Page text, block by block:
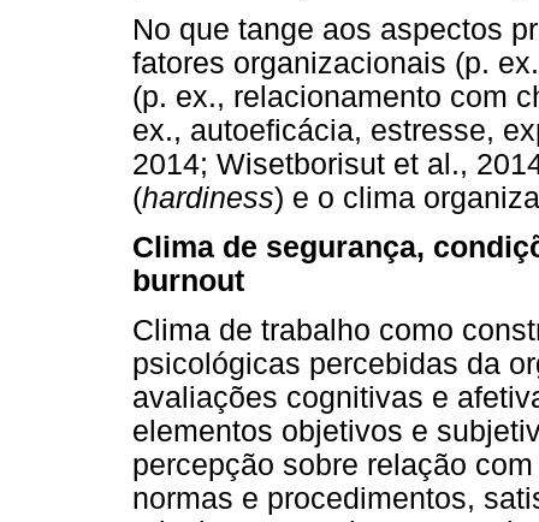
No que tange aos aspectos
fatores organizacionais (p.
(p. ex., relacionamento com
ex., autoeficácia, estresse,
2014; Wisetborisut et al.,
(hardiness) e o clima
Clima de segurança,
burnout
Clima de trabalho como
psicológicas percebidas da
avaliações cognitivas e
elementos objetivos e
percepção sobre relação
normas e procedimentos,